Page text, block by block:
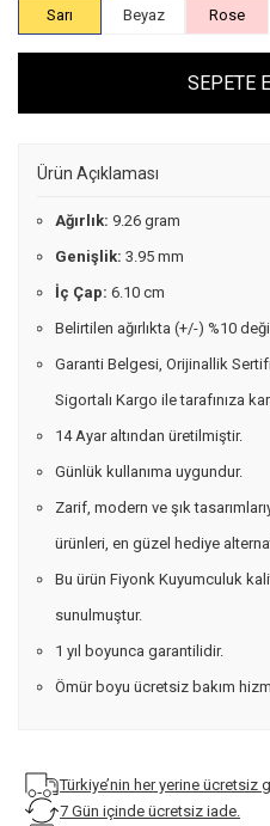
Sarı
Beyaz Rose
SEPETE
Ürün Açıklaması
Ağırlık: 9.26 gram
Genişlik: 3.95 mm
İç Çap: 6.10 cm
Belirtilen ağırlıkta (+/-) %10
Garanti Belgesi, Orijinallik
Sigortalı Kargo ile tarafınıza
14 Ayar altından üretilmiştir.
Günlük kullanıma uygundur.
Zarif, modern ve şık
ürünleri, en güzel hediye
Bu ürün Fiyonk Kuyumculuk
sunulmuştur.
1 yıl boyunca garantilidir.
Ömür boyu ücretsiz bakım
Türkiye’nin her yerine ücretsiz
7 Gün içinde ücretsiz iade.